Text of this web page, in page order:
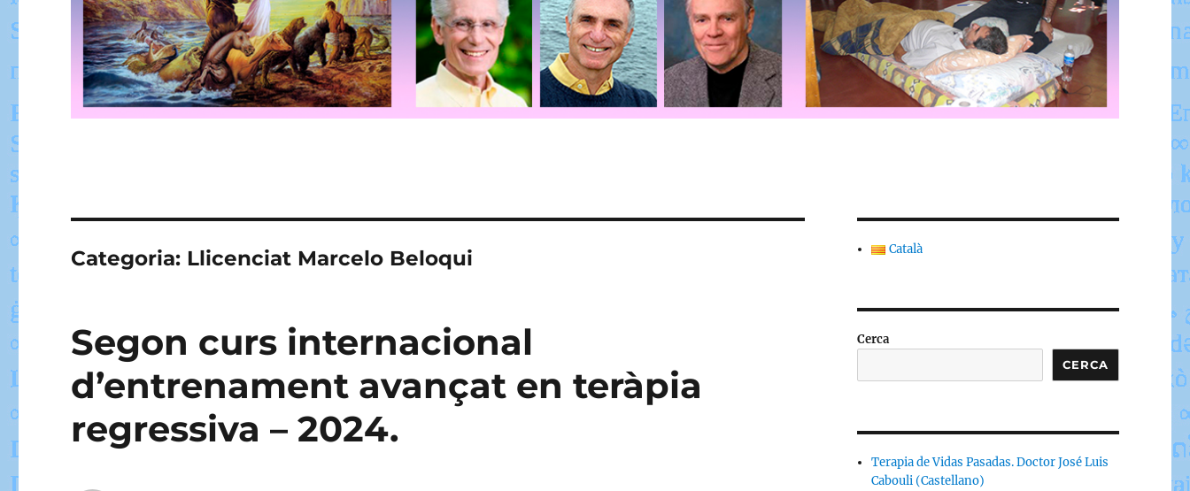
Categoria: Llicenciat Marcelo Beloqui
Segon curs internacional
d’entrenament avançat en teràpia
regressiva – 2024.
Català
Cerca
CERCA
Terapia de Vidas Pasadas. Doctor José Luis
Cabouli (Castellano)